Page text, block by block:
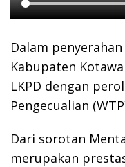
Dalam
Kabupaten
LKPD dengan
Pengecualian
Dari sorotan
merupakan